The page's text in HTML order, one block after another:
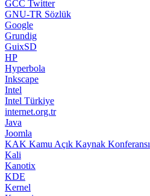
GCC Twitter
GNU-TR Sözlük
Google
Grundig
GuixSD
HP
Hyperbola
Inkscape
Intel
Intel Türkiye
internet.org.tr
Java
Joomla
KAK Kamu Açık Kaynak Konferansı
Kali
Kanotix
KDE
Kernel